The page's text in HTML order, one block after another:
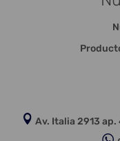
Av. Italia 2913